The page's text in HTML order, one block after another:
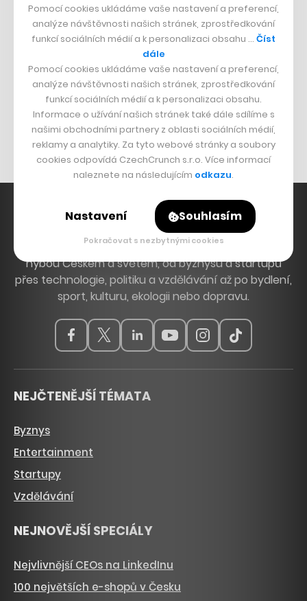
Francouzský šéfkuchař na Šumavě
Dva golfisti, co pečou
DESIGN
Bomma není tichá
Originální hodinky
Nábytek z betonu
Hlavní zdroj inspirace. Věnujeme se tématům, která
hýbou Českem a světem, od byznysu a startupů
přes technologie, politiku a vzdělávání až po bydlení,
sport, kulturu, ekologii nebo dopravu.
NEJČTENĚJŠÍ TÉMATA
Byznys
Entertainment
Startupy
Vzdělávání
NEJNOVĚJŠÍ SPECIÁLY
Nejvlivnější CEOs na LinkedInu
100 největších e-shopů v Česku
Pomocí cookies ukládáme vaše nastavení a preferencí,
analýze návštěvnosti našich stránek, zprostředkování
funkcí sociálních médií a k personalizaci obsahu … Číst
dále
Pomocí cookies ukládáme vaše nastavení a preferencí,
analýze návštěvnosti našich stránek, zprostředkování
funkcí sociálních médií a k personalizaci obsahu.
Informace o užívání našich stránek také dále sdílíme s
našimi obchodními partnery z oblasti sociálních médií,
reklamy a analytiky. Za tyto webové stránky a soubory
cookies odpovídá CzechCrunch s.r.o. Více informací
naleznete na následujícím odkazu.
Nastavení Souhlasím
Pokračovat s nezbytnými cookies